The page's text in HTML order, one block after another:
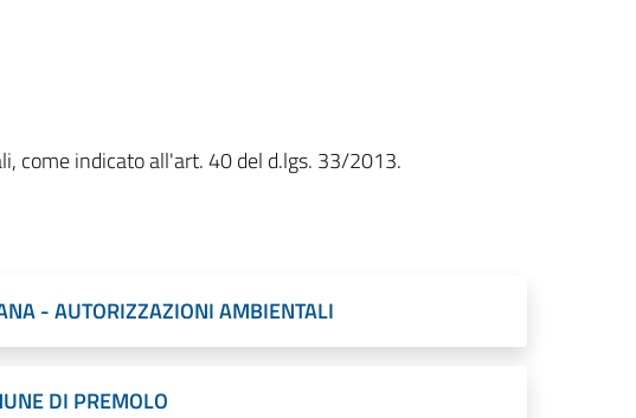
come indicato all'art. 40 del d.lgs. 33/2013.
- AUTORIZZAZIONI AMBIENTALI
DI PREMOLO